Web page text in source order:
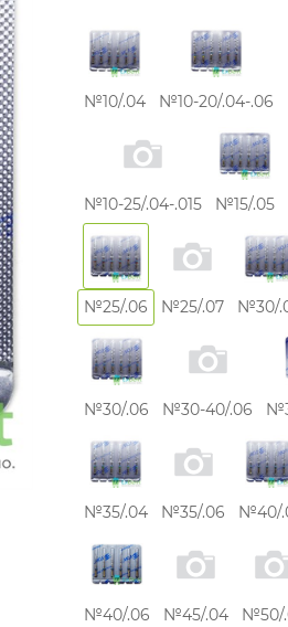
№10/.04 №10-20/.04-.06
№10-25/.04-.015 №15/.05
№25/.06 №25/.07 №30/
№30/.06 №30-40/.06
№35/.04 №35/.06 №40/
№40/.06 №45/.04 №50/